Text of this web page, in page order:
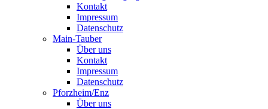
Kontakt
Impressum
Datenschutz
Main-Tauber
Über uns
Kontakt
Impressum
Datenschutz
Pforzheim/Enz
Über uns